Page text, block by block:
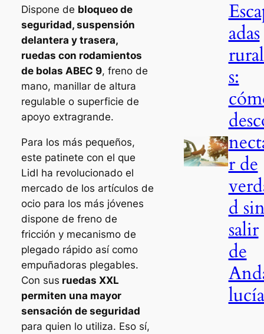
Dispone de bloqueo de
seguridad, suspensión
delantera y trasera,
ruedas con rodamientos
de bolas ABEC 9, freno de
mano, manillar de altura
regulable o superficie de
apoyo extragrande.
Para los más pequeños,
este patinete con el que
Lidl ha revolucionado el
mercado de los artículos de
ocio para los más jóvenes
dispone de freno de
fricción y mecanismo de
plegado rápido así como
empuñadoras plegables.
Con sus ruedas XXL
permiten una mayor
sensación de seguridad
para quien lo utiliza. Eso sí,
adas
s:
r de
d
salir
de
lucía